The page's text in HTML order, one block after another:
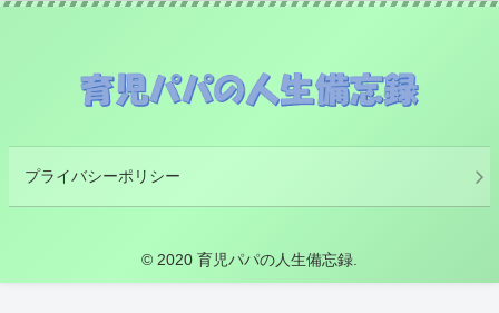
プライバシーポリシー
© 2020 育児パパの人生備忘録.